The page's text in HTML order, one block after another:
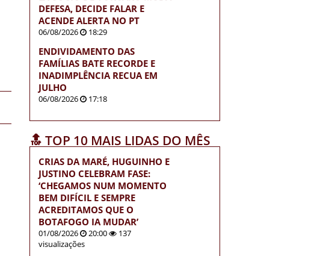
DEFESA, DECIDE FALAR E
ACENDE ALERTA NO PT
06/08/2026 18:29
ENDIVIDAMENTO DAS
FAMÍLIAS BATE RECORDE E
INADIMPLÊNCIA RECUA EM
JULHO
06/08/2026 17:18
🔝 TOP 10 MAIS LIDAS DO MÊS
CRIAS DA MARÉ, HUGUINHO E
JUSTINO CELEBRAM FASE:
‘CHEGAMOS NUM MOMENTO
BEM DIFÍCIL E SEMPRE
ACREDITAMOS QUE O
BOTAFOGO IA MUDAR’
01/08/2026 20:00
137
visualizações